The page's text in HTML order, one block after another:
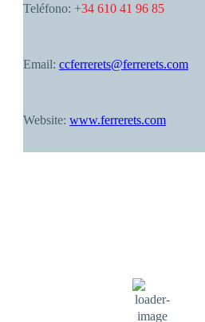
Teléfono: +34 610 41 96 85
Email: ccferrerets@ferrerets.com
Website: www.ferrerets.com
75 %
1016 mb